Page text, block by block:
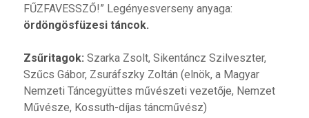
FŰZFAVESSZŐ!” Legényesverseny anyaga:
ördöngösfüzesi táncok.
Zsűritagok: Szarka Zsolt, Sikentáncz Szilveszter,
Szűcs Gábor, Zsuráfszky Zoltán (elnök, a Magyar
Nemzeti Táncegyüttes művészeti vezetője, Nemzet
Művésze, Kossuth-díjas táncművész)